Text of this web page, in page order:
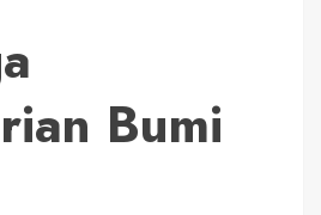
Bumi